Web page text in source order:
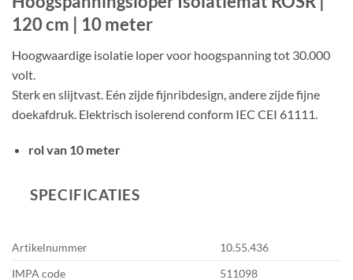
120 cm | 10 meter
Hoogwaardige isolatie loper voor hoogspanning tot 30.000
volt.
Sterk en slijtvast. Eén zijde fijnribdesign, andere zijde fijne
doekafdruk. Elektrisch isolerend conform IEC CEI 61111.
rol van 10 meter
SPECIFICATIES
Artikelnummer
10.55.436
IMPA code
511098